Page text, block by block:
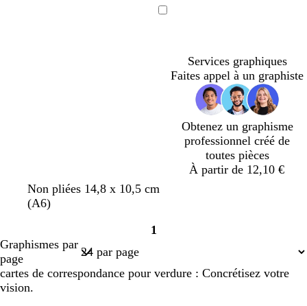
snsn
v
e
o
i
v
f
a
e
v
e
o
i
v
Non pliées 14,8 x 10,5 cm
(A6)
Services graphiques
Faites appel à un graphiste
Obtenez un graphisme
professionnel créé de
toutes pièces
À partir de 12,10 €
Page
1
Graphismes par
page
cartes de correspondance pour verdure : Concrétisez votre
vision.